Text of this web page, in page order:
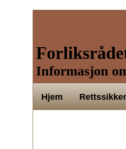
Informasjon
Hjem